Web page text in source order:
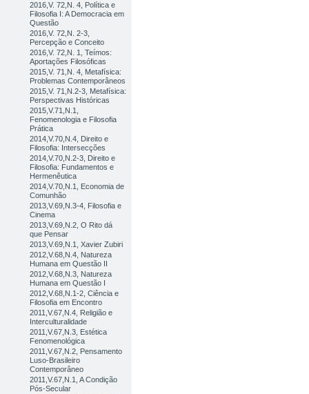
2016,V. 72,N. 4, Política e
Filosofia I: A Democracia em
Questão
2016,V. 72,N. 2-3,
Percepção e Conceito
2016,V. 72,N. 1, Teímos:
Aportações Filosóficas
2015,V. 71,N. 4, Metafísica:
Problemas Contemporâneos
2015,V. 71,N.2-3, Metafísica:
Perspectivas Históricas
2015,V.71,N.1,
Fenomenologia e Filosofia
Prática
2014,V.70,N.4, Direito e
Filosofia: Intersecções
2014,V.70,N.2-3, Direito e
Filosofia: Fundamentos e
Hermenêutica
2014,V.70,N.1, Economia de
Comunhão
2013,V.69,N.3-4, Filosofia e
Cinema
2013,V.69,N.2, O Rito dá
que Pensar
2013,V.69,N.1, Xavier Zubiri
2012,V.68,N.4, Natureza
Humana em Questão II
2012,V.68,N.3, Natureza
Humana em Questão I
2012,V.68,N.1-2, Ciência e
Filosofia em Encontro
2011,V.67,N.4, Religião e
Interculturalidade
2011,V.67,N.3, Estética
Fenomenológica
2011,V.67,N.2, Pensamento
Luso-Brasileiro
Contemporâneo
2011,V.67,N.1, A Condição
Pós-Secular